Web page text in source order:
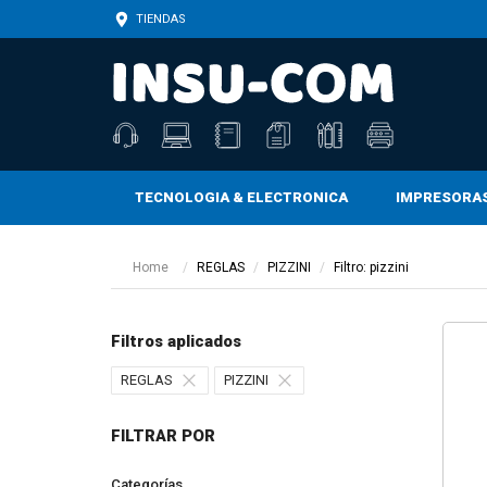
TIENDAS
TECNOLOGIA & ELECTRONICA
Home REGLAS PIZZINI Filtro: pizzini
Filtros aplicados
REGLAS PIZZINI
FILTRAR POR